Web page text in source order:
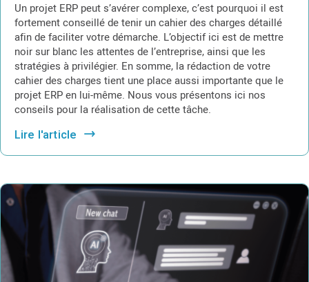
Un projet ERP peut s’avérer complexe, c’est pourquoi il est
fortement conseillé de tenir un cahier des charges détaillé
afin de faciliter votre démarche. L’objectif ici est de mettre
noir sur blanc les attentes de l’entreprise, ainsi que les
stratégies à privilégier. En somme, la rédaction de votre
cahier des charges tient une place aussi importante que le
projet ERP en lui-même. Nous vous présentons ici nos
conseils pour la réalisation de cette tâche.
Lire l'article